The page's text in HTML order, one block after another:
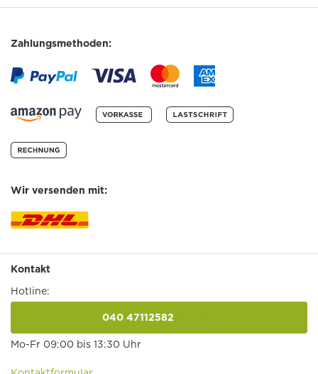
Zahlungsmethoden:
Wir versenden mit:
Kontakt
Hotline:
040 47112582
Mo-Fr 09:00 bis 13:30 Uhr